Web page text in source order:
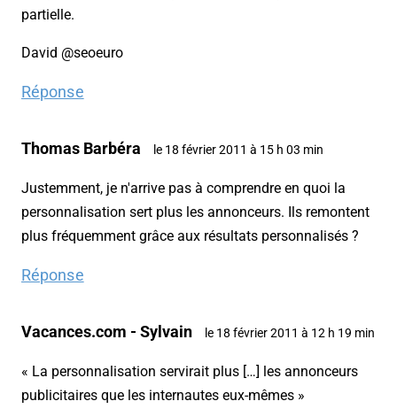
partielle.
David @seoeuro
Réponse
Thomas Barbéra le 18 février 2011 à 15 h 03 min
Justemment, je n'arrive pas à comprendre en quoi la
personnalisation sert plus les annonceurs. Ils remontent
plus fréquemment grâce aux résultats personnalisés ?
Réponse
Vacances.com - Sylvain le 18 février 2011 à 12 h 19 min
« La personnalisation servirait plus […] les annonceurs
publicitaires que les internautes eux-mêmes »